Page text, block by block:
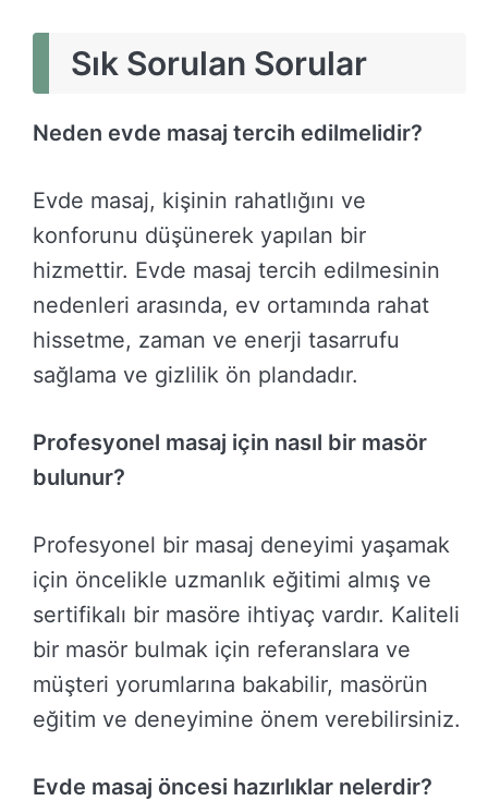
Sık Sorulan Sorular
Neden evde masaj tercih edilmelidir?
Evde masaj, kişinin rahatlığını ve
konforunu düşünerek yapılan bir
hizmettir. Evde masaj tercih edilmesinin
nedenleri arasında, ev ortamında rahat
hissetme, zaman ve enerji tasarrufu
sağlama ve gizlilik ön plandadır.
Profesyonel masaj için nasıl bir masör
bulunur?
Profesyonel bir masaj deneyimi yaşamak
için öncelikle uzmanlık eğitimi almış ve
sertifikalı bir masöre ihtiyaç vardır. Kaliteli
bir masör bulmak için referanslara ve
müşteri yorumlarına bakabilir, masörün
eğitim ve deneyimine önem verebilirsiniz.
Evde masaj öncesi hazırlıklar nelerdir?